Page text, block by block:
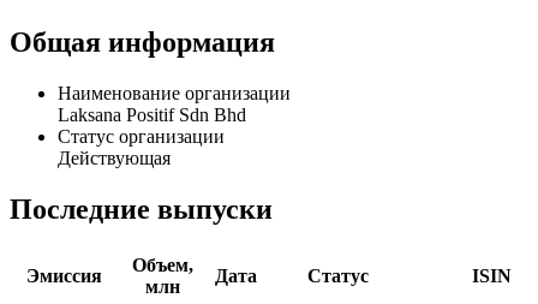
Общая информация
Наименование организации
Laksana Positif Sdn Bhd
Статус организации
Действующая
Последние выпуски
Эмиссия
Объем,
млн
Дата Статус
ISIN